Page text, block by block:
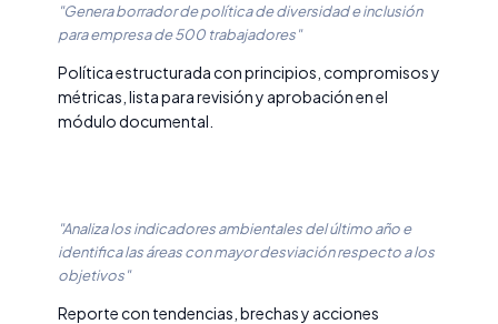
"Genera borrador de política de diversidad e inclusión
para empresa de 500 trabajadores"
Política estructurada con principios, compromisos y
métricas, lista para revisión y aprobación en el
módulo documental.
"Analiza los indicadores ambientales del último año e
identifica las áreas con mayor desviación respecto a los
objetivos"
Reporte con tendencias, brechas y acciones